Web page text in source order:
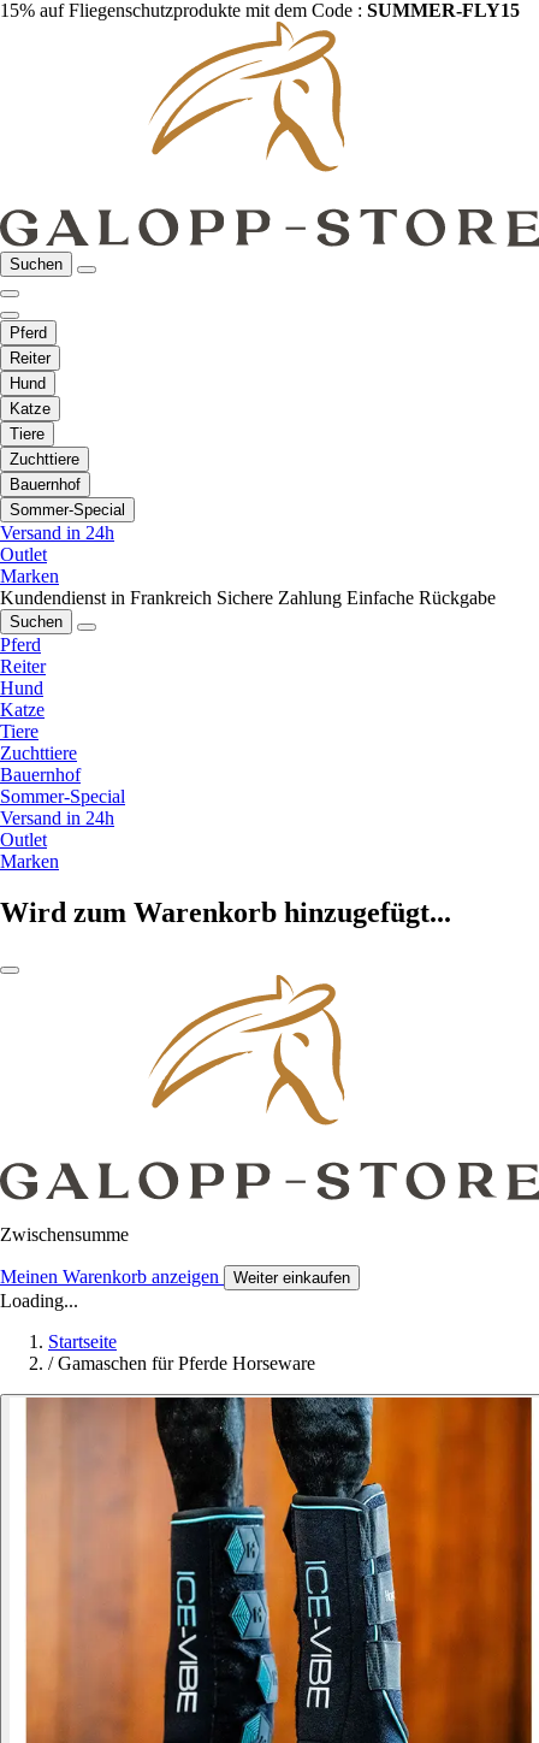
15% auf Fliegenschutzprodukte mit dem Code : SUMMER-FLY15
Suchen
Pferd
Reiter
Hund
Katze
Tiere
Zuchttiere
Bauernhof
Sommer-Special
Versand in 24h
Outlet
Marken
Kundendienst in Frankreich Sichere Zahlung Einfache Rückgabe
Suchen
Pferd
Reiter
Hund
Katze
Tiere
Zuchttiere
Bauernhof
Sommer-Special
Versand in 24h
Outlet
Marken
Wird zum Warenkorb hinzugefügt...
Zwischensumme
Meinen Warenkorb anzeigen Weiter einkaufen
Loading...
Startseite
/ Gamaschen für Pferde Horseware